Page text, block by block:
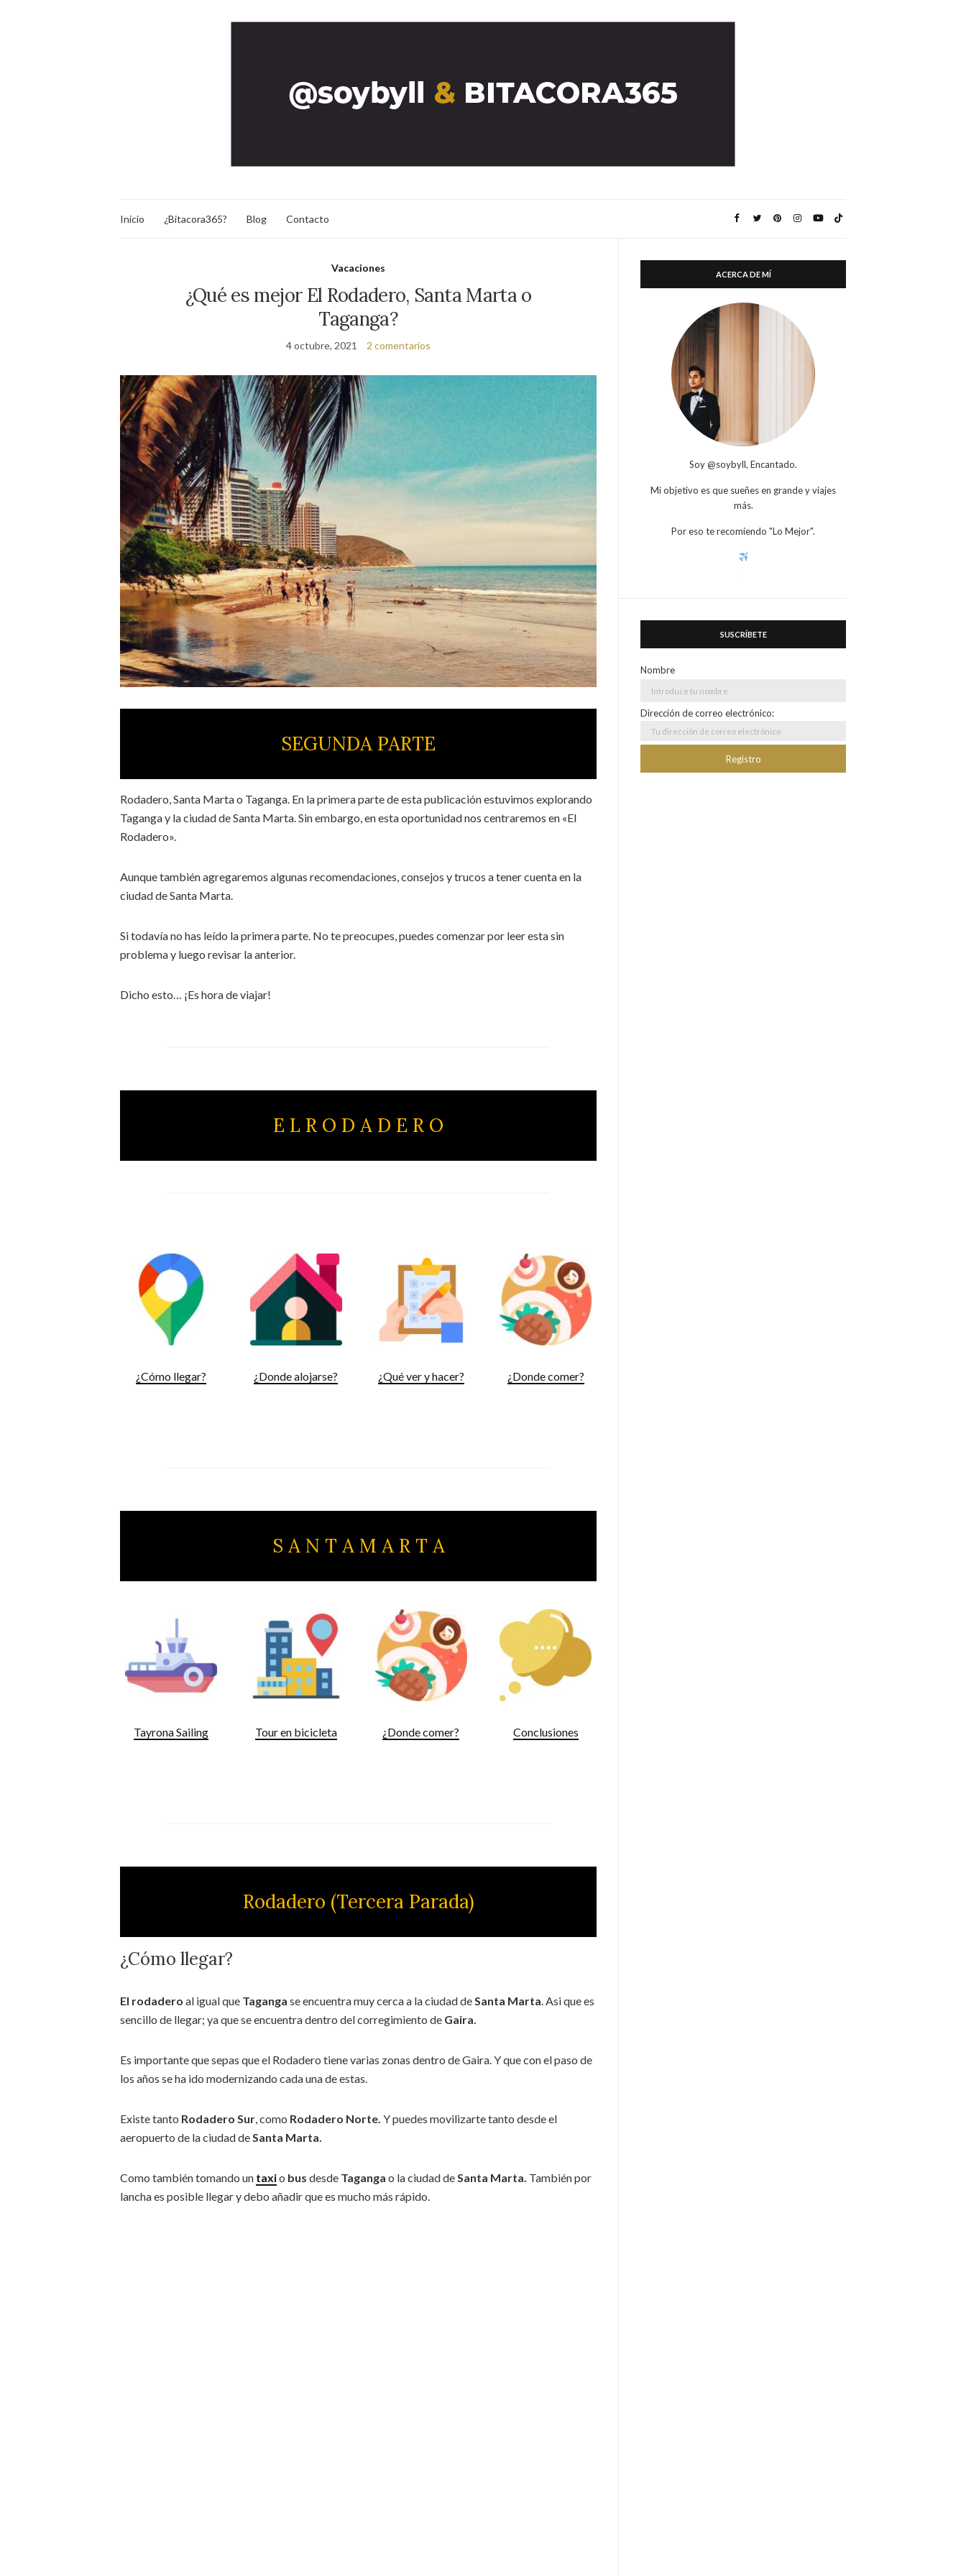
Inicio ¿Bitacora365? Blog Contacto
Vacaciones
¿Qué es mejor El Rodadero, Santa Marta o
Taganga?
4 octubre, 2021 2 comentarios
SEGUNDA PARTE
Rodadero, Santa Marta o Taganga. En la primera parte de esta publicación estuvimos explorando
Taganga y la ciudad de Santa Marta. Sin embargo, en esta oportunidad nos centraremos en «El
Rodadero».
Aunque también agregaremos algunas recomendaciones, consejos y trucos a tener cuenta en la
ciudad de Santa Marta.
Si todavía no has leído la primera parte. No te preocupes, puedes comenzar por leer esta sin
problema y luego revisar la anterior.
Dicho esto… ¡Es hora de viajar!
E L R O D A D E R O
¿Cómo llegar? ¿Donde alojarse? ¿Qué ver y hacer? ¿Donde comer?
S A N T A M A R T A
Tayrona Sailing Tour en bicicleta ¿Donde comer? Conclusiones
Rodadero (Tercera Parada)
¿Cómo llegar?
El rodadero al igual que Taganga se encuentra muy cerca a la ciudad deSanta Marta. Asi que es
sencillo de llegar; ya que se encuentra dentro del corregimiento de Gaira.
Es importante que sepas que el Rodadero tiene varias zonas dentro de Gaira. Y que con el paso de
los años se ha ido modernizando cada una de estas.
Existe tanto Rodadero Sur, como Rodadero Norte. Y puedes movilizarte tanto desde el
aeropuerto de la ciudad deSanta Marta.
Como también tomando un taxio bus desde Taganga o la ciudad deSanta Marta. También por
lancha es posible llegar y debo añadir que es mucho más rápido.
ACERCA DE MÍ
Soy @soybyll, Encantado.
Mi objetivo es que sueñes en grande y viajes
más.
Por eso te recomiendo "Lo Mejor".
SUSCRÍBETE
Nombre
Dirección de correo electrónico: